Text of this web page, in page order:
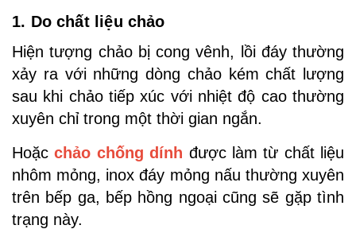
1. Do chất liệu chảo
Hiện tượng chảo bị cong vênh, lồi đáy thường
xảy ra với những dòng chảo kém chất lượng
sau khi chảo tiếp xúc với nhiệt độ cao thường
xuyên chỉ trong một thời gian ngắn.
Hoặcchảo chống dính được làm từ chất liệu
nhôm mỏng, inox đáy mỏng nấu thường xuyên
trên bếp ga, bếp hồng ngoại cũng sẽ gặp tình
trạng này.